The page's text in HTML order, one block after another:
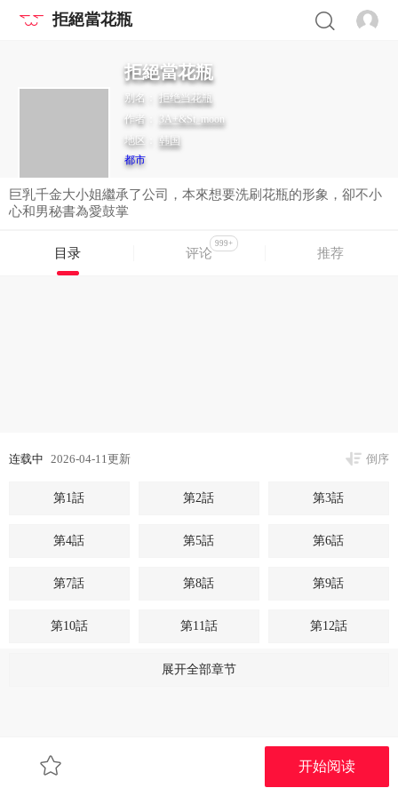
拒絕當花瓶
拒絕當花瓶
别名： 拒绝当花瓶
作者： 3A+&St. moon
地区： 韩国
都市
巨乳千金大小姐繼承了公司，本來想要洗刷花瓶的形象，卻不小
心和男秘書為愛鼓掌
目录 评论
999+
推荐
连载中 2026-04-11更新 倒序
第1話 第2話 第3話
第4話 第5話 第6話
第7話 第8話 第9話
第10話 第11話 第12話
第14話
第19話
开始阅读
展开全部章节